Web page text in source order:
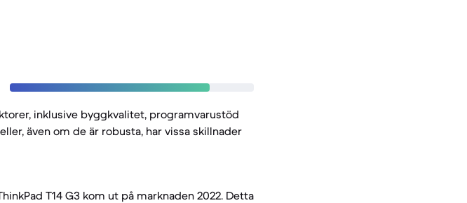
inklusive byggkvalitet, programvarustöd
även om de är robusta, har vissa skillnader
T14 G3 kom ut på marknaden 2022. Detta